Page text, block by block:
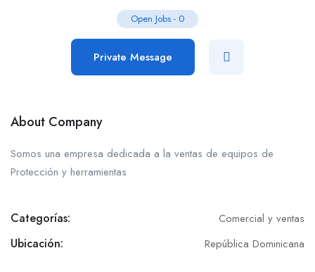
Open Jobs - 0
Private Message
About Company
Somos una empresa dedicada a la ventas de equipos de
Protección y herramientas
Categorías: Comercial y ventas
Ubicación: República Dominicana